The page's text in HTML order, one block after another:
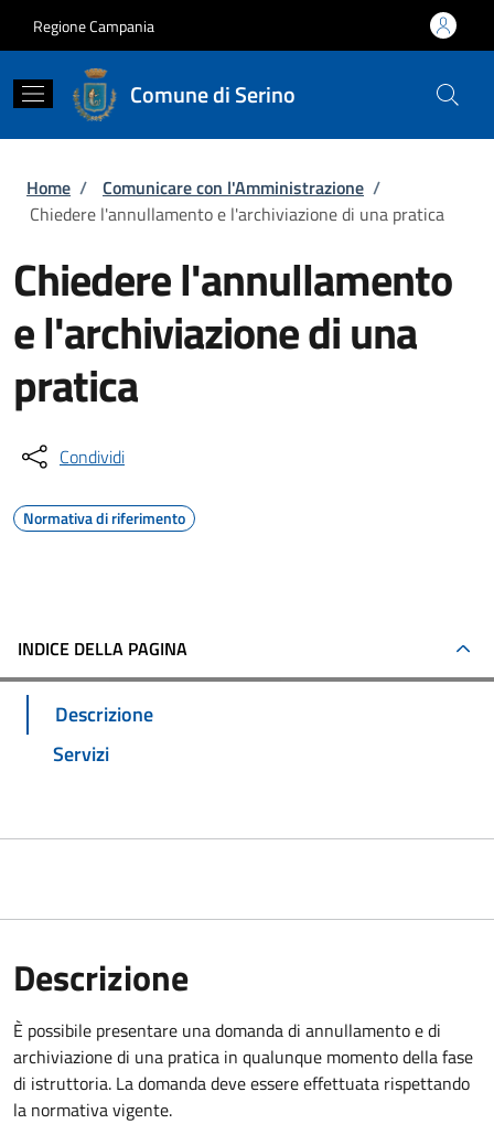
Regione Campania
Comune di Serino
Briciole di pane
Home / Comunicare con l'Amministrazione /
Chiedere l'annullamento e l'archiviazione di una pratica
Chiedere l'annullamento
e l'archiviazione di una
pratica
Condividi
Normativa di riferimento
INDICE DELLA PAGINA
Descrizione
Servizi
Descrizione
È possibile presentare una domanda di annullamento e di
archiviazione di una pratica in qualunque momento della fase
di istruttoria. La domanda deve essere effettuata rispettando
la normativa vigente.